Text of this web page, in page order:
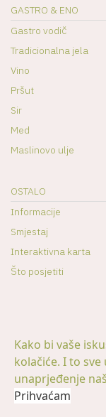
GASTRO & ENO
Gastro vodič
Tradicionalna jela
Vino
Pršut
Sir
Med
Maslinovo ulje
OSTALO
Informacije
Smjestaj
Interaktivna karta
Što posjetiti
© 2026 -Visit
Digitalna
Kako bi vaše
kolačiće. I to
unaprjeđenje
Prihvaćam